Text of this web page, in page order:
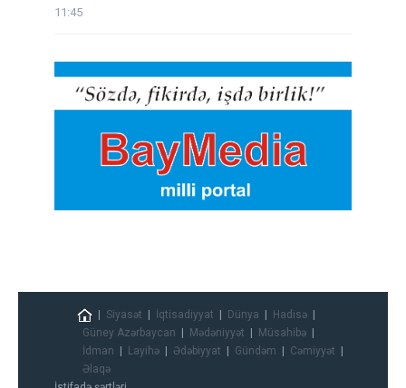
11:45
Siyasət İqtisadiyyat Dünya
Hadisə
Güney Azərbaycan
Mədəniyyət
Müsahibə
İdman
Layihə Ədəbiyyat Gündəm
Cəmiyyət
Əlaqə